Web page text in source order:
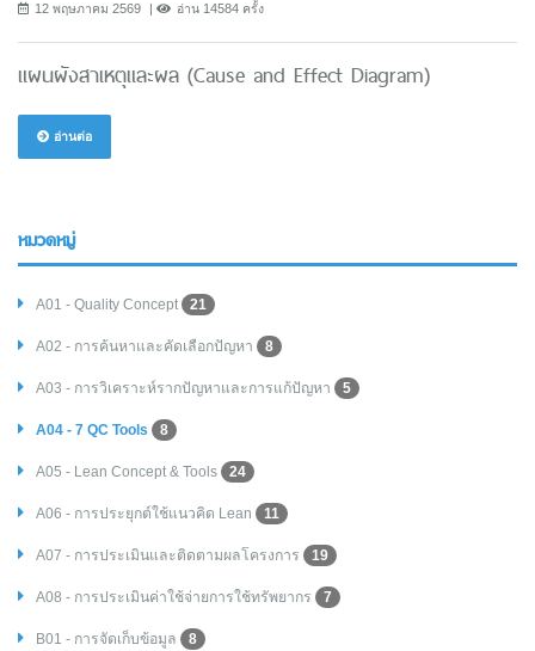
12 พฤษภาคม 2569 อ่าน 14584 ครั้ง
แผนผังสาเหตุและผล (Cause and Effect Diagram)
อ่านต่อ
หมวดหมู่
A01 - Quality Concept 21
A02 - การค้นหาและคัดเลือกปัญหา 8
A03 - การวิเคราะห์รากปัญหาและการแก้ปัญหา 5
A04 - 7 QC Tools 8
A05 - Lean Concept & Tools 24
A06 - การประยุกต์ใช้แนวคิด Lean 11
A07 - การประเมินและติดตามผลโครงการ 19
A08 - การประเมินค่าใช้จ่ายการใช้ทรัพยากร 7
B01 - การจัดเก็บข้อมูล 8